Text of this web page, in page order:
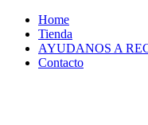
Home
Tienda
AYUDANOS A
Contacto